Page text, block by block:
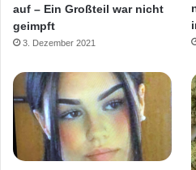
auf – Ein Großteil war nicht
geimpft
3. Dezember 2021